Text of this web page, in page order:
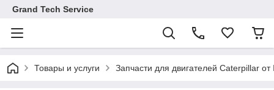
Grand Tech Service
Товары и услуги Запчасти для двигателей Caterpillar от